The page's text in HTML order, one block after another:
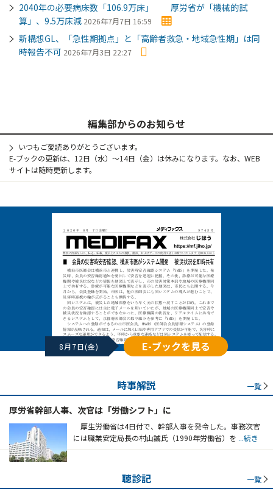
2040年の必要病床数「106.9万床」 厚労省が「機械的試
算」、9.5万床減 2026年7月7日 16:59
新構想GL、「急性期拠点」と「高齢者救急・地域急性期」は同
時報告不可 2026年7月3日 22:27
編集部からのお知らせ
いつもご愛読ありがとうございます。
E-ブックの更新は、12日（水）～14日（金）は休みになります。なお、WEB
サイトは随時更新します。
8月7日(金) E-ブックを見る
時事解説 一覧
厚労省幹部人事、次官は「労働シフト」に
厚生労働省は4日付で、幹部人事を発令した。事務次官
には職業安定局長の村山誠氏（1990年労働省）を ...続き
聴診記 一覧